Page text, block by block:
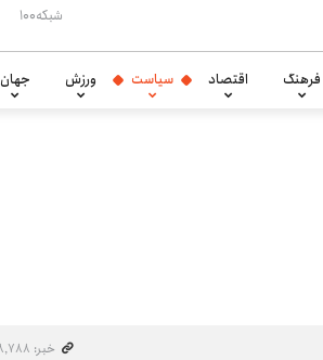
شبکه۱۰۰
فرهنگ اقتصاد سیاست ورزش جهان
خبر: ۱۴۸٬۷۸۸